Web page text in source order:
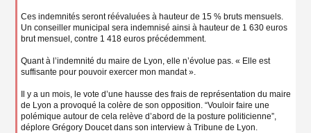
Ces indemnités seront réévaluées à hauteur de 15 % bruts mensuels.
Un conseiller municipal sera indemnisé ainsi à hauteur de 1 630 euros
brut mensuel, contre 1 418 euros précédemment.
Quant à l’indemnité du maire de Lyon, elle n’évolue pas. « Elle est
suffisante pour pouvoir exercer mon mandat ».
Il y a un mois, le vote d’une hausse des frais de représentation du maire
de Lyon a provoqué la colère de son opposition. “Vouloir faire une
polémique autour de cela relève d’abord de la posture politicienne”,
déplore Grégory Doucet dans son interview à Tribune de Lyon.